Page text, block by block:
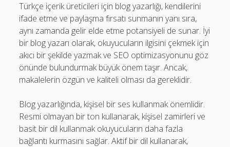
Türkçe içerik üreticileri için blog yazarlığı, kendilerini
ifade etme ve paylaşma fırsatı sunmanın yanı sıra,
aynı zamanda gelir elde etme potansiyeli de sunar. İyi
bir blog yazarı olarak, okuyucuların ilgisini çekmek için
akıcı bir şekilde yazmak ve SEO optimizasyonunu göz
önünde bulundurmak büyük önem taşır. Ancak,
makalelerin özgün ve kaliteli olması da gereklidir.
Blog yazarlığında, kişisel bir ses kullanmak önemlidir.
Resmi olmayan bir ton kullanarak, kişisel zamirleri ve
basit bir dil kullanmak okuyucuların daha fazla
bağlantı kurmasını sağlar. Aktif bir dil kullanarak,